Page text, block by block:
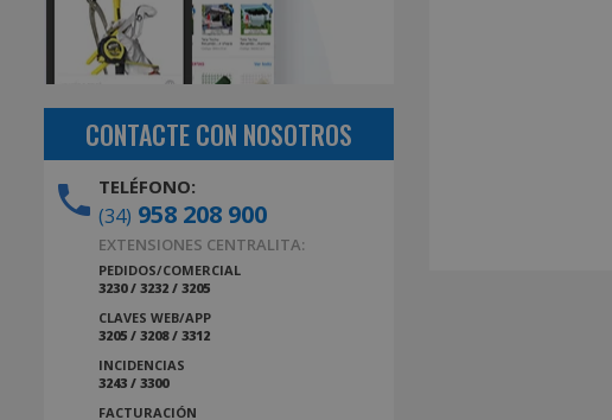
CONTACTE CON NOSOTROS
TELÉFONO:
(34) 958 208 900
EXTENSIONES CENTRALITA:
PEDIDOS/COMERCIAL
3230 / 3232 / 3205
CLAVES WEB/APP
3205 / 3208 / 3312
INCIDENCIAS
3243 / 3300
FACTURACIÓN